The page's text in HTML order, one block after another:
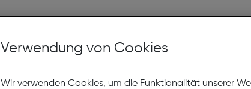
Verwendung von Cookies
Wir verwenden Cookies, um die Funktionalität unserer